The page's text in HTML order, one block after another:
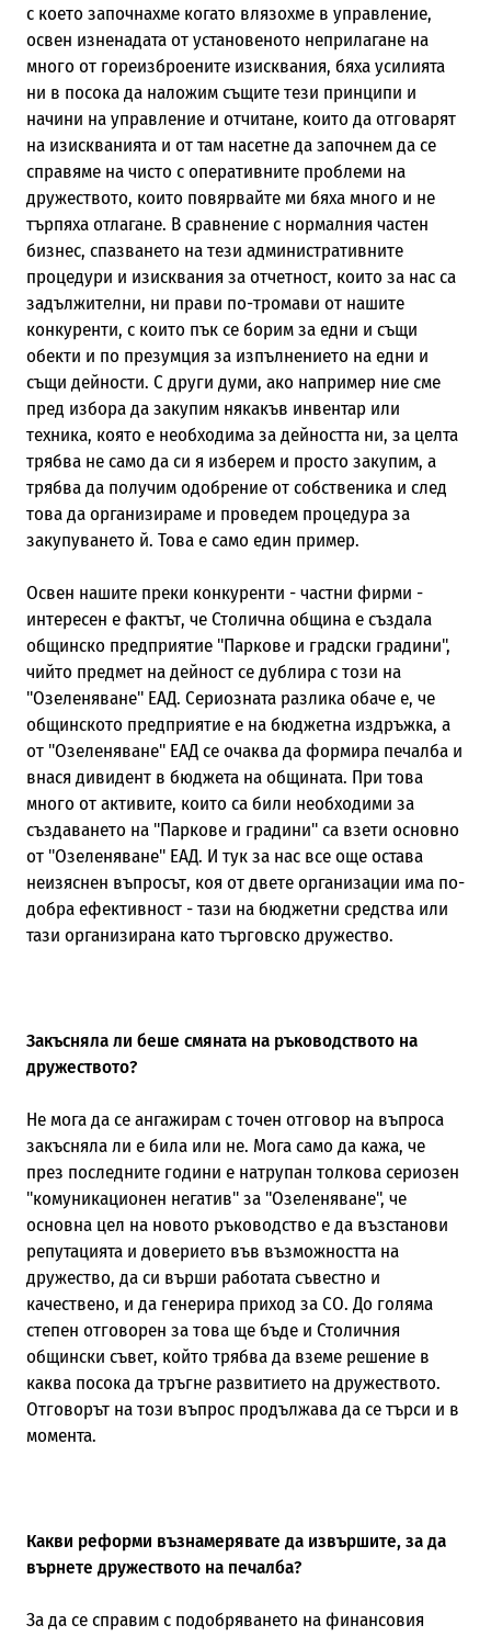
с което започнахме когато влязохме в управление,
освен изненадата от установеното неприлагане на
много от гореизброените изисквания, бяха усилията
ни в посока да наложим същите тези принципи и
начини на управление и отчитане, които да отговарят
на изискванията и от там насетне да започнем да се
справяме на чисто с оперативните проблеми на
дружеството, които повярвайте ми бяха много и не
търпяха отлагане. В сравнение с нормалния частен
бизнес, спазването на тези административните
процедури и изисквания за отчетност, които за нас са
задължителни, ни прави по-тромави от нашите
конкуренти, с които пък се борим за едни и същи
обекти и по презумция за изпълнението на едни и
същи дейности. С други думи, ако например ние сме
пред избора да закупим някакъв инвентар или
техника, която е необходима за дейността ни, за целта
трябва не само да си я изберем и просто закупим, а
трябва да получим одобрение от собственика и след
това да организираме и проведем процедура за
закупуването й. Това е само един пример.
Освен нашите преки конкуренти - частни фирми -
интересен е фактът, че Столична община е създала
общинско предприятие "Паркове и градски градини",
чийто предмет на дейност се дублира с този на
"Озеленяване" ЕАД. Сериозната разлика обаче е, че
общинското предприятие е на бюджетна издръжка, а
от "Озеленяване" ЕАД се очаква да формира печалба и
внася дивидент в бюджета на общината. При това
много от активите, които са били необходими за
създаването на "Паркове и градини" са взети основно
от "Озеленяване" ЕАД. И тук за нас все още остава
неизяснен въпросът, коя от двете организации има по-
добра ефективност - тази на бюджетни средства или
тази организирана като търговско дружество.
Закъсняла ли беше смяната на ръководството на
дружеството?
Не мога да се ангажирам с точен отговор на въпроса
закъсняла ли е била или не. Мога само да кажа, че
през последните години е натрупан толкова сериозен
"комуникационен негатив" за "Озеленяване", че
основна цел на новото ръководство е да възстанови
репутацията и доверието във възможността на
дружество, да си върши работата съвестно и
качествено, и да генерира приход за СО. До голяма
степен отговорен за това ще бъде и Столичния
общински съвет, който трябва да вземе решение в
каква посока да тръгне развитието на дружеството.
Отговорът на този въпрос продължава да се търси и в
момента.
Какви реформи възнамерявате да извършите, за да
върнете дружеството на печалба?
За да се справим с подобряването на финансовия